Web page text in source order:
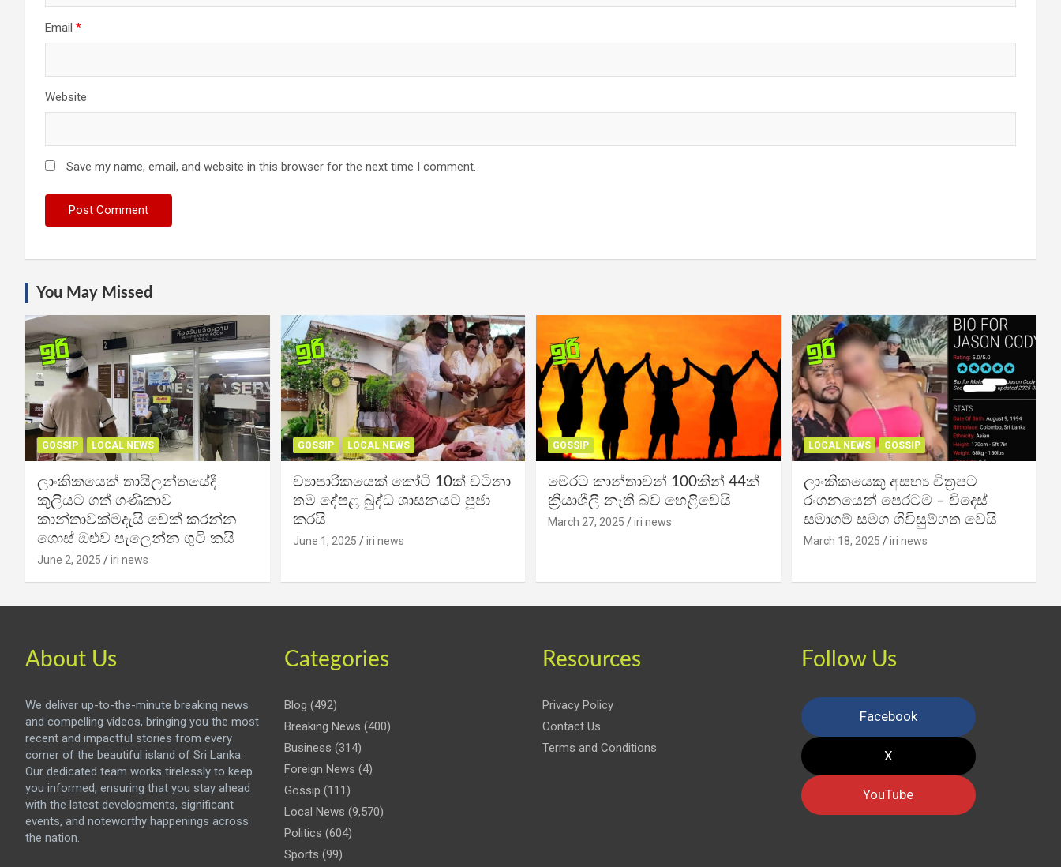
Email *
Website
Save my name, email, and website in this browser for the next time I comment.
You May Missed
GOSSIP LOCAL NEWS
ලාංකිකයෙක් තායිලන්තයේදී
කුලියට ගත් ගණිකාව
කාන්තාවක්මදැයි චෙක් කරන්න
ගොස් ඔළුව පැලෙන්න ගුටි කයි
June 2, 2025 iri news
GOSSIP LOCAL NEWS
ව්‍යාපාරිකයෙක් කෝටි 10ක් වටිනා
තම දේපළ බුද්ධ ශාසනයට පූජා
කරයි
June 1, 2025 iri news
GOSSIP
මෙරට කාන්තාවන් 100කින් 44ක්
ක්‍රියාශීලී නැති බව හෙළිවෙයි
March 27, 2025 iri news
LOCAL NEWS GOSSIP
ලාංකිකයෙකු අසභ්‍ය චිත්‍රපට
රංගනයෙන් පෙරටම – විදෙස්
සමාගම් සමග ගිවිසුම්ගත වෙයි
March 18, 2025 iri news
About Us
We deliver up-to-the-minute breaking news
and compelling videos, bringing you the most
recent and impactful stories from every
corner of the beautiful island of Sri Lanka.
Our dedicated team works tirelessly to keep
you informed, ensuring that you stay ahead
with the latest developments, significant
events, and noteworthy happenings across
the nation.
Categories
Blog (492)
Breaking News (400)
Business (314)
Foreign News (4)
Gossip (111)
Local News (9,570)
Politics (604)
Sports (99)
Resources
Privacy Policy
Contact Us
Terms and Conditions
Follow Us
Facebook
X
YouTube